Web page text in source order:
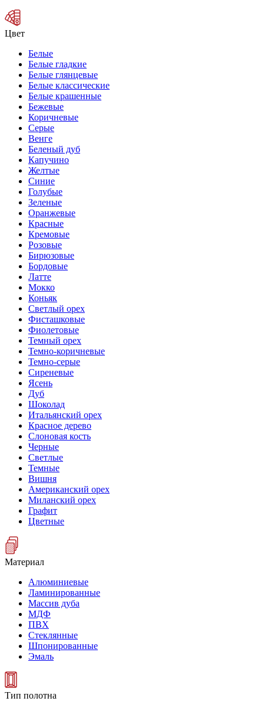
Цвет
Белые
Белые гладкие
Белые глянцевые
Белые классические
Белые крашенные
Бежевые
Коричневые
Серые
Венге
Беленый дуб
Капучино
Желтые
Синие
Голубые
Зеленые
Оранжевые
Красные
Кремовые
Розовые
Бирюзовые
Бордовые
Латте
Мокко
Коньяк
Светлый орех
Фисташковые
Фиолетовые
Темный орех
Темно-коричневые
Темно-серые
Сиреневые
Ясень
Дуб
Шоколад
Итальянский орех
Красное дерево
Слоновая кость
Черные
Светлые
Темные
Вишня
Американский орех
Миланский орех
Графит
Цветные
Материал
Алюминиевые
Ламинированные
Массив дуба
МДФ
ПВХ
Стеклянные
Шпонированные
Эмаль
Тип полотна